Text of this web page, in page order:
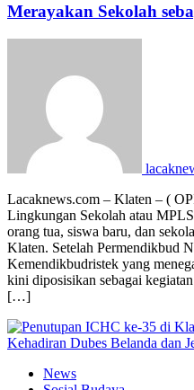
Merayakan Sekolah
Lacaknews.com – Klaten – (
Lingkungan Sekolah atau
orang tua, siswa baru, dan
Klaten. Setelah Permendikbud
Kemendikbudristek yang
kini diposisikan sebagai
[…]
News